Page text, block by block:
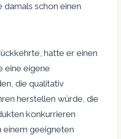
damals schon einen
hatte er einen
eine eigene
die qualitativ
herstellen würde, die
konkurrieren
einem geeigneten